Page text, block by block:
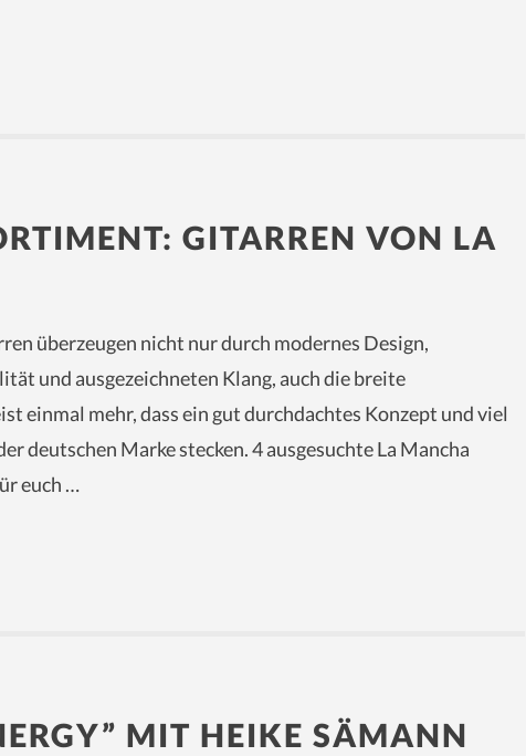
GITARREN VON LA
überzeugen nicht nur durch modernes Design,
und ausgezeichneten Klang, auch die breite
einmal mehr, dass ein gut durchdachtes Konzept und viel
deutschen Marke stecken. 4 ausgesuchte La Mancha
euch …
MIT HEIKE SÄMANN